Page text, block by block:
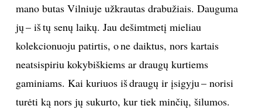
mano butas Vilniuje užkrautas drabužiais. Dauguma
jų – iš tų senų laikų. Jau dešimtmetį mieliau
kolekcionuoju patirtis, o ne daiktus, nors kartais
neatsispiriu kokybiškiems ar draugų kurtiems
gaminiams. Kai kuriuos iš draugų ir įsigyju – norisi
turėti ką nors jų sukurto, kur tiek minčių, šilumos.